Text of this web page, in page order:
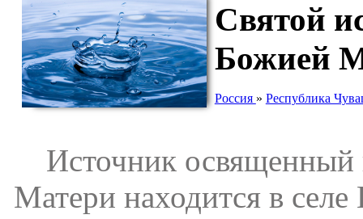
Святой
Божией
Россия » Республика
Источник освященный
Матери находится в